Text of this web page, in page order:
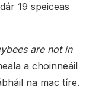
19 speiceas
are not in
a choinneáil
na mac tíre.